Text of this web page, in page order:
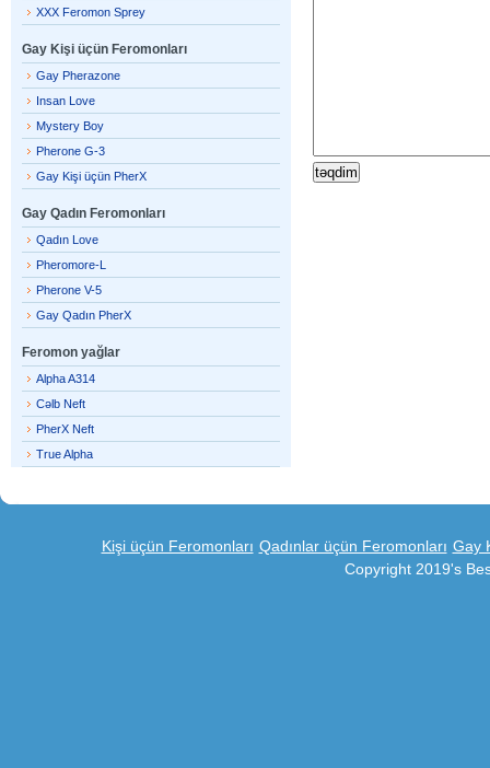
XXX Feromon Sprey
Gay Kişi üçün Feromonları
Gay Pherazone
Insan Love
Mystery Boy
Pherone G-3
Gay Kişi üçün PherX
Gay Qadın Feromonları
Qadın Love
Pheromore-L
Pherone V-5
Gay Qadın PherX
Feromon yağlar
Alpha A314
Cəlb Neft
PherX Neft
True Alpha
Kişi üçün Feromonları Qadınlar üçün Feromonları Gay
Copyright 2019's